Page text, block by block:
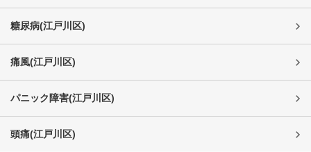
糖尿病(江戸川区)
痛風(江戸川区)
パニック障害(江戸川区)
頭痛(江戸川区)